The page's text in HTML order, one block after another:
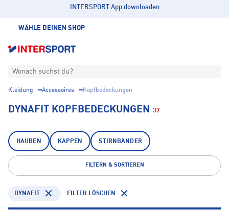
INTERSPORT App downloaden
WÄHLE DEINEN SHOP
Wonach suchst du?
Kleidung Accessoires Kopfbedeckungen
DYNAFIT KOPFBEDECKUNGEN 37
HAUBEN KAPPEN STIRNBÄNDER
FILTERN & SORTIEREN
DYNAFIT FILTER LÖSCHEN